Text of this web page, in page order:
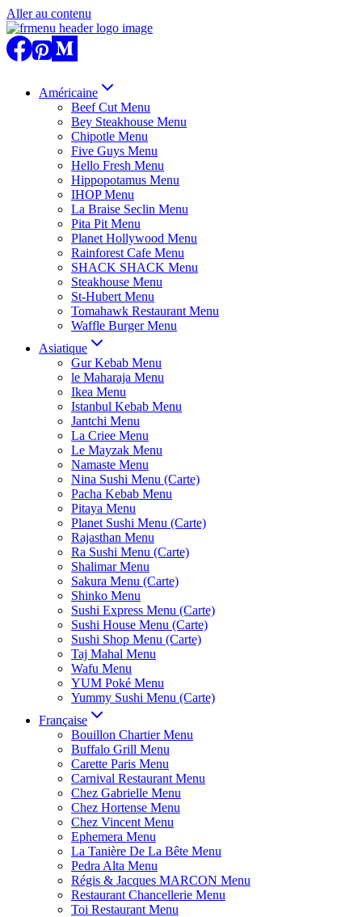
Aller au contenu
Américaine
Beef Cut Menu
Bey Steakhouse Menu
Chipotle Menu
Five Guys Menu
Hello Fresh Menu
Hippopotamus Menu
IHOP Menu
La Braise Seclin Menu
Pita Pit Menu
Planet Hollywood Menu
Rainforest Cafe Menu
SHACK SHACK Menu
Steakhouse Menu
St-Hubert Menu
Tomahawk Restaurant Menu
Waffle Burger Menu
Asiatique
Gur Kebab Menu
le Maharaja Menu
Ikea Menu
Istanbul Kebab Menu
Jantchi Menu
La Criee Menu
Le Mayzak Menu
Namaste Menu
Nina Sushi Menu (Carte)
Pacha Kebab Menu
Pitaya Menu
Planet Sushi Menu (Carte)
Rajasthan Menu
Ra Sushi Menu (Carte)
Shalimar Menu
Sakura Menu (Carte)
Shinko Menu
Sushi Express Menu (Carte)
Sushi House Menu (Carte)
Sushi Shop Menu (Carte)
Taj Mahal Menu
Wafu Menu
YUM Poké Menu
Yummy Sushi Menu (Carte)
Française
Bouillon Chartier Menu
Buffalo Grill Menu
Carette Paris Menu
Carnival Restaurant Menu
Chez Gabrielle Menu
Chez Hortense Menu
Chez Vincent Menu
Ephemera Menu
La Tanière De La Bête Menu
Pedra Alta Menu
Régis & Jacques MARCON Menu
Restaurant Chancellerie Menu
Toi Restaurant Menu